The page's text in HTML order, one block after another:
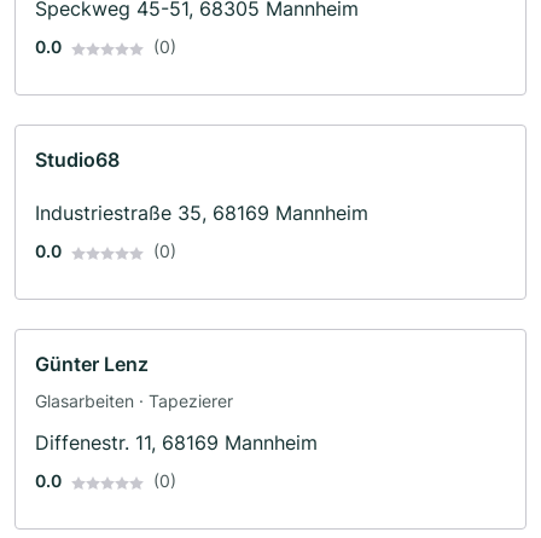
Speckweg 45-51, 68305 Mannheim
0.0 (0)
Studio68
Industriestraße 35, 68169 Mannheim
0.0 (0)
Günter Lenz
Glasarbeiten · Tapezierer
Diffenestr. 11, 68169 Mannheim
0.0 (0)